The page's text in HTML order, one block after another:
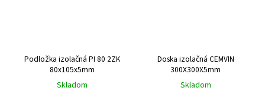
Podložka izolačná PI 80 2ZK
80x105x5mm
Skladom
Doska izolačná CEMVIN
300X300X5mm
Skladom